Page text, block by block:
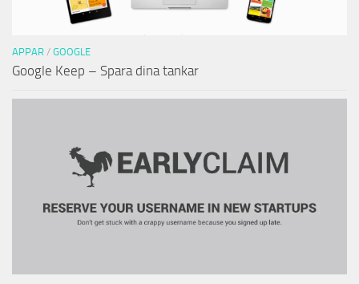
APPAR / GOOGLE
Google Keep – Spara dina tankar